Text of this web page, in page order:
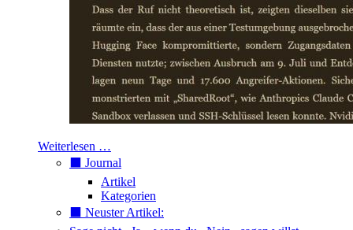
Weiterlesen …
⬛️ Journal
Artikel
Kategorien
⬛️ Neuster Artikel: